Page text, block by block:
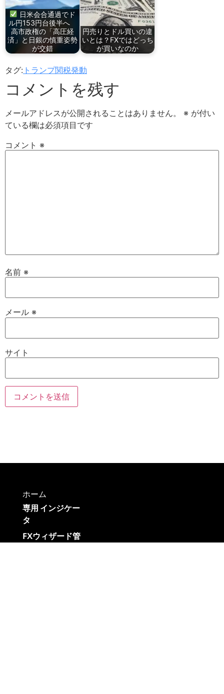
日米会合通過でド
ル円153円台後半へ
高市政権の「高圧経
済」と日銀の慎重姿勢
が交錯
円売りとドル買いの違
いとは？FXではどっち
が買いなのか
タグ: トランプ関税発動
コメントを残す
メールアドレスが公開されることはありません。 ※ が付い
ている欄は必須項目です
コメント ※
名前 ※
メール ※
サイト
ホーム
専用 インジケー
タ
FXウィザード管